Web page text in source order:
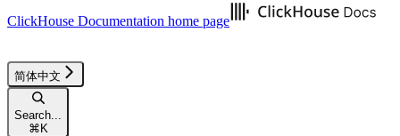
ClickHouse Documentation home page
简体中文
Search...
⌘ K